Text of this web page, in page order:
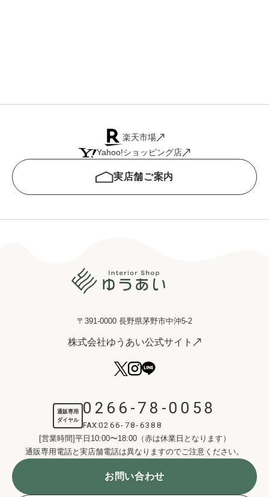
楽天市場
Yahoo!ショッピング店
実店舗ご案内
〒391-0000 長野県茅野市中沖5-2
株式会社ゆうあい公式サイト
通販専用
ダイヤル
0266-78-0058
FAX:0266-78-6388
[営業時間]平日10:00〜18:00（赤は休業日となります）
通販専用電話と実店舗電話は異なりますのでご注意ください。
お問い合わせ